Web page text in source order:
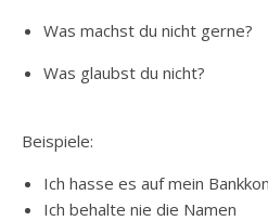
Was machst du nicht gerne?
Was glaubst du nicht?
Beispiele:
Ich hasse es auf mein
Ich behalte nie die Namen